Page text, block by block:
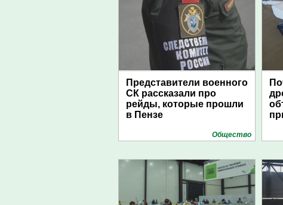
Представители военного
СК рассказали про
рейды, которые прошли
в Пензе
Общество